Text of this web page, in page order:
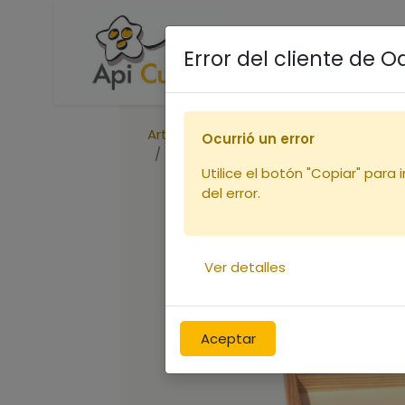
Accueil Boutique
Articles
Error del cliente de
Aceptar
Ocurrió un error
Utilice el botón "Copiar" para
del error.
Ver detalles